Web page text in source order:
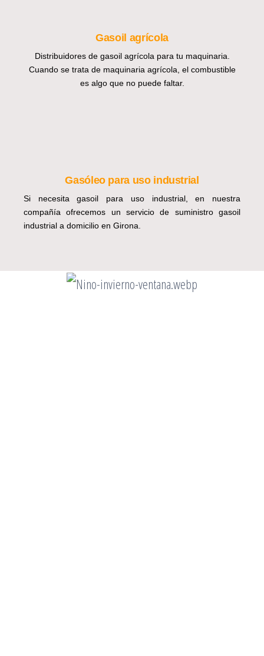
Gasoil agrícola
Distribuidores de gasoil agrícola para tu maquinaria.
Cuando se trata de maquinaria agrícola, el combustible
es algo que no puede faltar.
Gasóleo para uso industrial
Si necesita gasoil para uso industrial, en nuestra
compañía ofrecemos un servicio de suministro gasoil
industrial a domicilio en Girona.